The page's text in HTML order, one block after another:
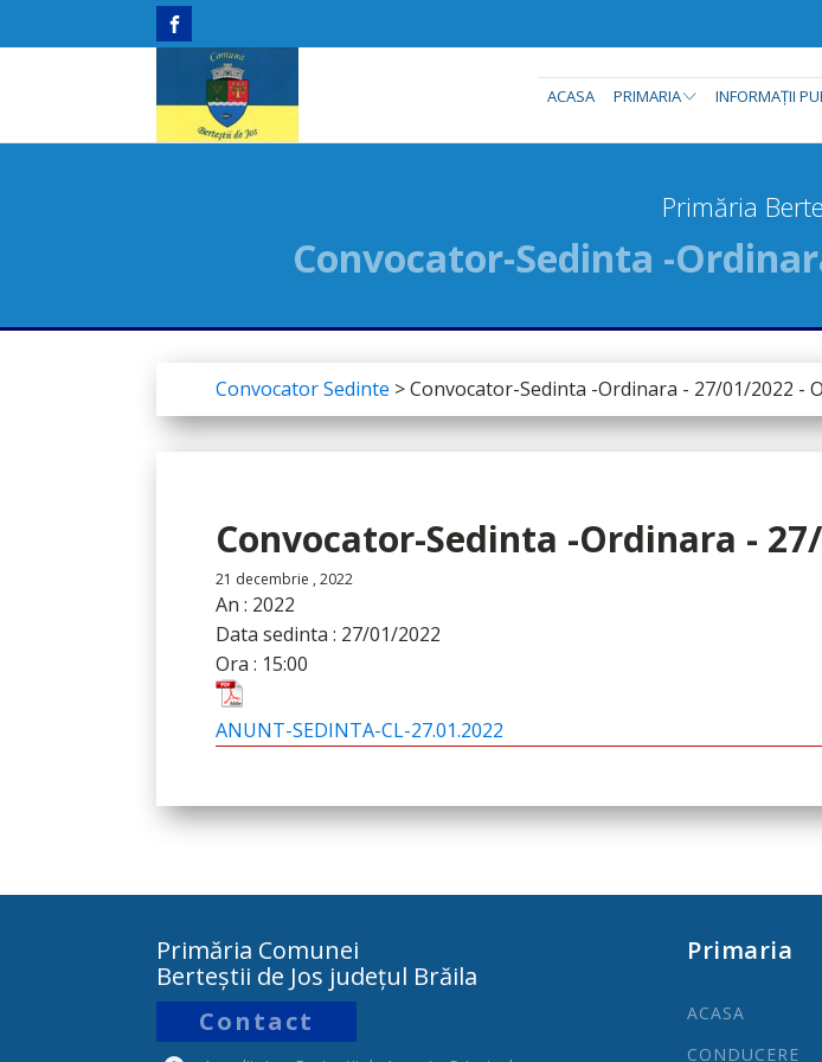
ACASA PRIMARIA INFORMAȚII
Primăria
Convocator-Sedinta -
Convocator Sedinte >Convocator-Sedinta -Ordinara - 27/01/2022 -
Convocator-Sedinta -Ordinara -
21 decembrie , 2022
An : 2022
Data sedinta : 27/01/2022
Ora : 15:00
ANUNT-SEDINTA-CL-27.01.2022
Primăria Comunei
Berteștii de Jos județul Brăila
Contact
Primaria
ACASA
CONDUCERE